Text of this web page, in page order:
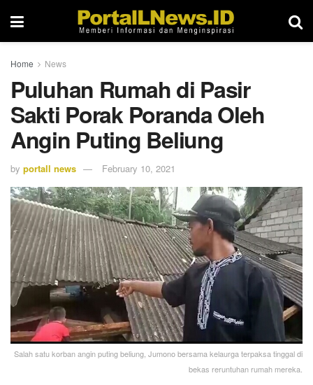
Home News
Puluhan Rumah di Pasir
Sakti Porak Poranda Oleh
Angin Puting Beliung
by portall news February 10, 2021
Salah satu korban angin puting beliung, Jumono bersama kelaurga terpaksa tinggal di
bekas reruntuhan rumah mereka.